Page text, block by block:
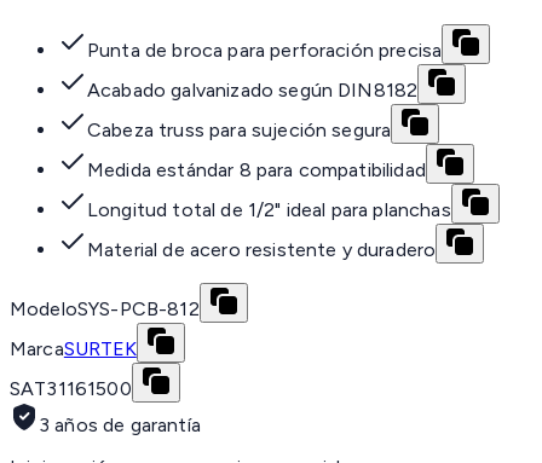
Punta de broca para perforación precisa
Acabado galvanizado según DIN8182
Cabeza truss para sujeción segura
Medida estándar 8 para compatibilidad
Longitud total de 1/2" ideal para planchas
Material de acero resistente y duradero
ModeloSYS-PCB-812
MarcaSURTEK
SAT31161500
3 años de garantía